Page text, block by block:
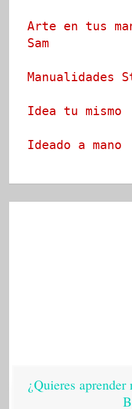
Arte en tus
Sam
Manualidades
Idea tu mismo
Ideado a mano
¿Quieres